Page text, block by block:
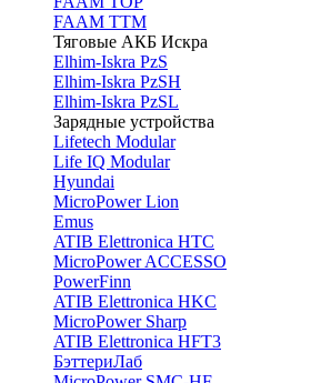
FAAM TTM
Тяговые АКБ Искра
Elhim-Iskra PzS
Elhim-Iskra PzSH
Elhim-Iskra PzSL
Зарядные устройства
Lifetech Modular
Life IQ Modular
Hyundai
MicroPower Lion
Emus
ATIB Elettronica HTC
MicroPower ACCESSO
PowerFinn
ATIB Elettronica HKC
MicroPower Sharp
ATIB Elettronica HFT3
БэттериЛаб